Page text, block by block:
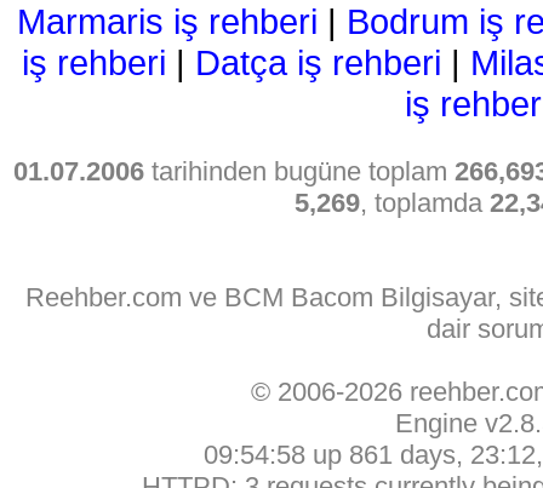
Marmaris iş rehberi | Bodrum iş
iş rehberi | Datça iş rehberi |
iş
01.07.2006 tarihinden bugüne toplam
5,269, toplamda
Reehber.com ve BCM Bacom Bilgisayar,
dair
© 2006-2026
Engine
09:54:58 up 861 days,